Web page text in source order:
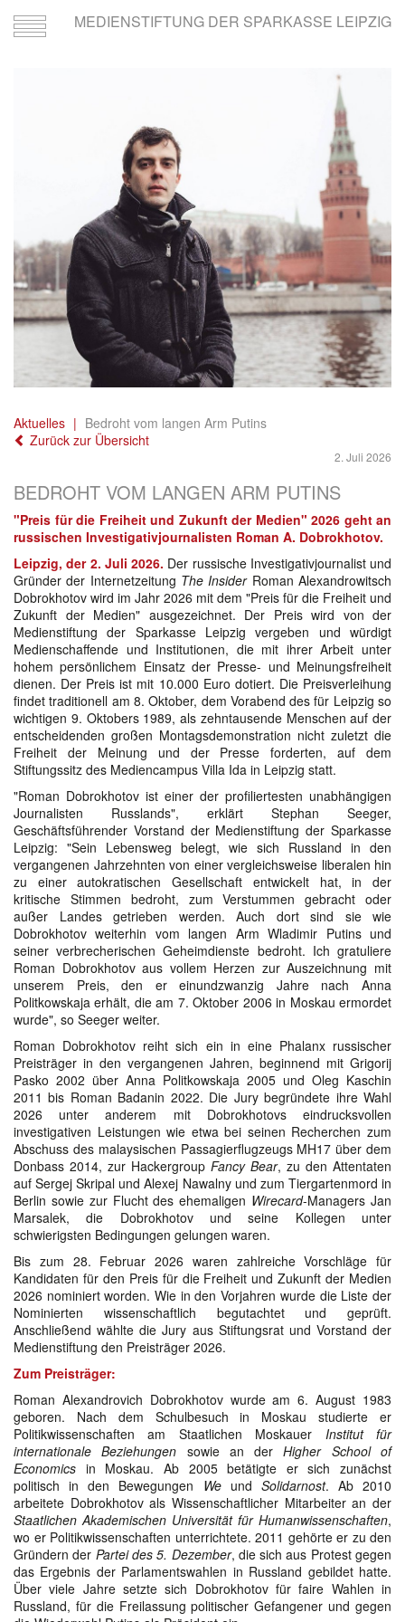
Toggle
navigation
MEDIENSTIFTUNG DER SPARKASSE LEIPZIG
Aktuelles
Bedroht vom langen Arm Putins
Zurück zur Übersicht
2. Juli 2026
BEDROHT VOM LANGEN ARM PUTINS
"Preis für die Freiheit und Zukunft der Medien" 2026 geht an
russischen Investigativjournalisten Roman A. Dobrokhotov.
Leipzig, der 2. Juli 2026. Der russische Investigativjournalist und
Gründer der Internetzeitung The InsiderRoman Alexandrowitsch
Dobrokhotov wird im Jahr 2026 mit dem "Preis für die Freiheit und
Zukunft der Medien" ausgezeichnet. Der Preis wird von der
Medienstiftung der Sparkasse Leipzig vergeben und würdigt
Medienschaffende und Institutionen, die mit ihrer Arbeit unter
hohem persönlichem Einsatz der Presse- und Meinungsfreiheit
dienen. Der Preis ist mit 10.000 Euro dotiert. Die Preisverleihung
findet traditionell am 8. Oktober, dem Vorabend des für Leipzig so
wichtigen 9. Oktobers 1989, als zehntausende Menschen auf der
entscheidenden großen Montagsdemonstration nicht zuletzt die
Freiheit der Meinung und der Presse forderten, auf dem
Stiftungssitz des Mediencampus Villa Ida in Leipzig statt.
"Roman Dobrokhotov ist einer der profiliertesten unabhängigen
Journalisten Russlands", erklärt Stephan Seeger,
Geschäftsführender Vorstand der Medienstiftung der Sparkasse
Leipzig: "Sein Lebensweg belegt, wie sich Russland in den
vergangenen Jahrzehnten von einer vergleichsweise liberalen hin
zu einer autokratischen Gesellschaft entwickelt hat, in der
kritische Stimmen bedroht, zum Verstummen gebracht oder
außer Landes getrieben werden. Auch dort sind sie wie
Dobrokhotov weiterhin vom langen Arm Wladimir Putins und
seiner verbrecherischen Geheimdienste bedroht. Ich gratuliere
Roman Dobrokhotov aus vollem Herzen zur Auszeichnung mit
unserem Preis, den er einundzwanzig Jahre nach Anna
Politkowskaja erhält, die am 7. Oktober 2006 in Moskau ermordet
wurde", so Seeger weiter.
Roman Dobrokhotov reiht sich ein in eine Phalanx russischer
Preisträger in den vergangenen Jahren, beginnend mit Grigorij
Pasko 2002 über Anna Politkowskaja 2005 und Oleg Kaschin
2011 bis Roman Badanin 2022. Die Jury begründete ihre Wahl
2026 unter anderem mit Dobrokhotovs eindrucksvollen
investigativen Leistungen wie etwa bei seinen Recherchen zum
Abschuss des malaysischen Passagierflugzeugs MH17 über dem
Donbass 2014, zur Hackergroup Fancy Bear, zu den Attentaten
auf Sergej Skripal und Alexej Nawalny und zum Tiergartenmord in
Berlin sowie zur Flucht des ehemaligen Wirecard-Managers Jan
Marsalek, die Dobrokhotov und seine Kollegen unter
schwierigsten Bedingungen gelungen waren.
Bis zum 28. Februar 2026 waren zahlreiche Vorschläge für
Kandidaten für den Preis für die Freiheit und Zukunft der Medien
2026 nominiert worden. Wie in den Vorjahren wurde die Liste der
Nominierten wissenschaftlich begutachtet und geprüft.
Anschließend wählte die Jury aus Stiftungsrat und Vorstand der
Medienstiftung den Preisträger 2026.
Zum Preisträger:
Roman Alexandrovich Dobrokhotov wurde am 6. August 1983
geboren. Nach dem Schulbesuch in Moskau studierte er
Politikwissenschaften am Staatlichen Moskauer Institut für
internationale Beziehungen sowie an derHigher School of
Economics in Moskau. Ab 2005 betätigte er sich zunächst
politisch in den Bewegungen Weund Solidarnost. Ab 2010
arbeitete Dobrokhotov als Wissenschaftlicher Mitarbeiter an der
Staatlichen Akademischen Universität für Humanwissenschaften,
wo er Politikwissenschaften unterrichtete. 2011 gehörte er zu den
Gründern der Partei des 5. Dezember, die sich aus Protest gegen
das Ergebnis der Parlamentswahlen in Russland gebildet hatte.
Über viele Jahre setzte sich Dobrokhotov für faire Wahlen in
Russland, für die Freilassung politischer Gefangener und gegen